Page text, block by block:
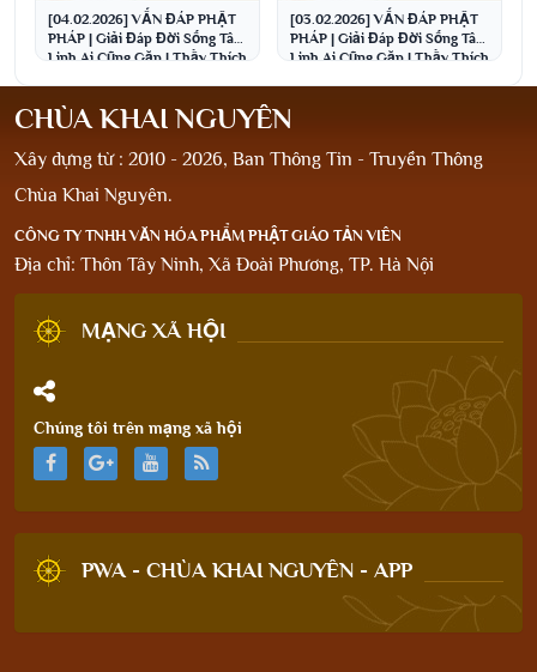
[04.02.2026] VẤN ĐÁP PHẬT
PHÁP | Giải Đáp Đời Sống Tâm
Linh Ai Cũng Gặp | Thầy Thích
[03.02.2026] VẤN ĐÁP PHẬT
PHÁP | Giải Đáp Đời Sống Tâm
Linh Ai Cũng Gặp | Thầy Thích
CHÙA KHAI NGUYÊN
Xây dựng từ : 2010 - 2026, Ban Thông Tin - Truyền Thông
Chùa Khai Nguyên.
CÔNG TY TNHH VĂN HÓA PHẨM PHẬT GIÁO TẢN VIÊN
Địa chỉ: Thôn Tây Ninh, Xã Đoài Phương, TP. Hà Nội
MẠNG XÃ HỘI
Chúng tôi trên mạng xã hội
PWA - CHÙA KHAI NGUYÊN - APP